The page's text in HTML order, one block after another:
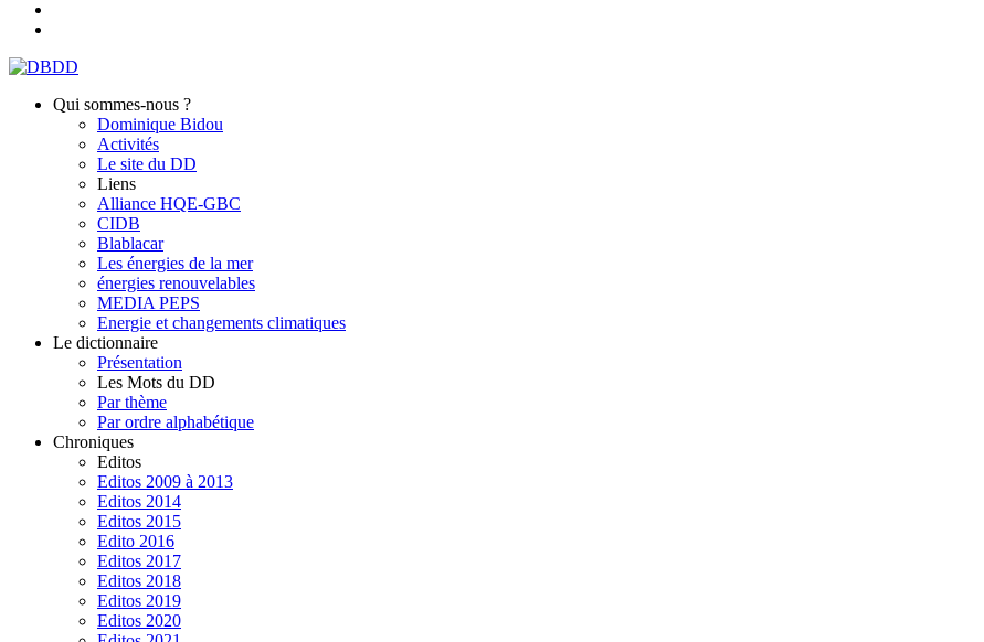
Qui sommes-nous ?
Dominique Bidou
Activités
Le site du DD
Liens
Alliance HQE-GBC
CIDB
Blablacar
Les énergies de la mer
énergies renouvelables
MEDIA PEPS
Energie et changements climatiques
Le dictionnaire
Présentation
Les Mots du DD
Par thème
Par ordre alphabétique
Chroniques
Editos
Editos 2009 à 2013
Editos 2014
Editos 2015
Edito 2016
Editos 2017
Editos 2018
Editos 2019
Editos 2020